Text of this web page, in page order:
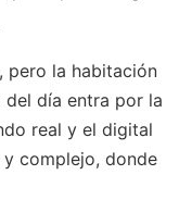
pero la habitación
del día entra por la
real y el digital
complejo, donde